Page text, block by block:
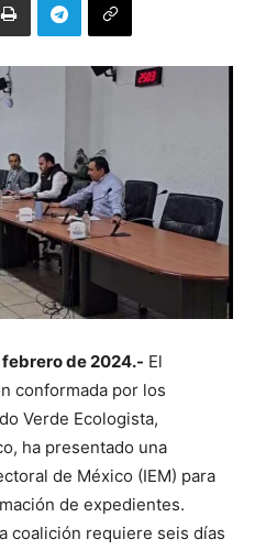
de 2024.- El
conformada por los
Verde Ecologista,
ha presentado una
de México (IEM) para
de expedientes.
coalición requiere seis días